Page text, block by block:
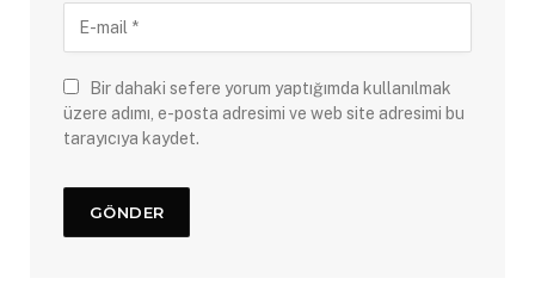
Bir dahaki sefere yorum yaptığımda kullanılmak
üzere adımı, e-posta adresimi ve web site adresimi bu
tarayıcıya kaydet.